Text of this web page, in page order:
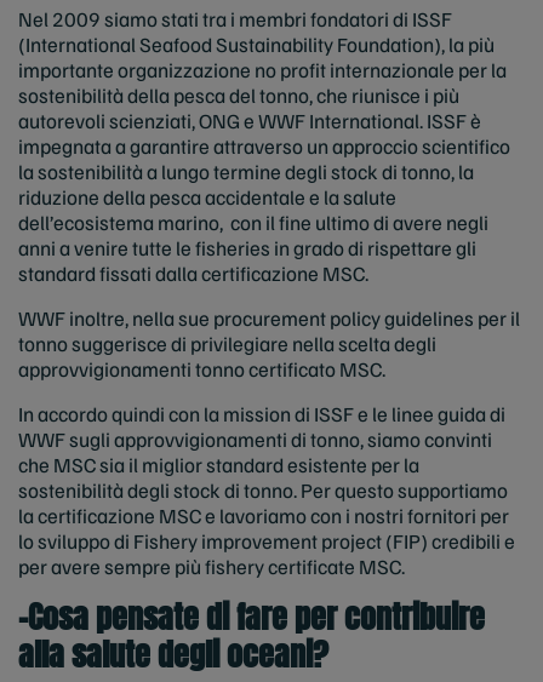
Nel 2009 siamo stati tra i membri fondatori di ISSF
(International Seafood Sustainability Foundation), la più
importante organizzazione no profit internazionale per la
sostenibilità della pesca del tonno, che riunisce i più
autorevoli scienziati, ONG e WWF International. ISSF è
impegnata a garantire attraverso un approccio scientifico
la sostenibilità a lungo termine degli stock di tonno, la
riduzione della pesca accidentale e la salute
dell’ecosistema marino, con il fine ultimo di avere negli
anni a venire tutte le fisheries in grado di rispettare gli
standard fissati dalla certificazione MSC.
WWF inoltre, nella sue procurement policy guidelines per il
tonno suggerisce di privilegiare nella scelta degli
approvvigionamenti tonno certificato MSC.
In accordo quindi con la mission di ISSF e le linee guida di
WWF sugli approvvigionamenti di tonno, siamo convinti
che MSC sia il miglior standard esistente per la
sostenibilità degli stock di tonno. Per questo supportiamo
la certificazione MSC e lavoriamo con i nostri fornitori per
lo sviluppo di Fishery improvement project (FIP) credibili e
per avere sempre più fishery certificate MSC.
-Cosa pensate di fare per contribuire
alla salute degli oceani?